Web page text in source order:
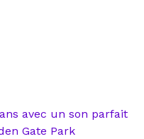
avec un son parfait
Gate Park